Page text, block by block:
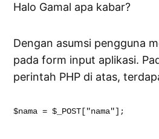
Halo Gamal apa kabar?
Dengan asumsi pengguna
pada form input aplikasi.
perintah PHP di atas,
$nama = $_POST["nama"];